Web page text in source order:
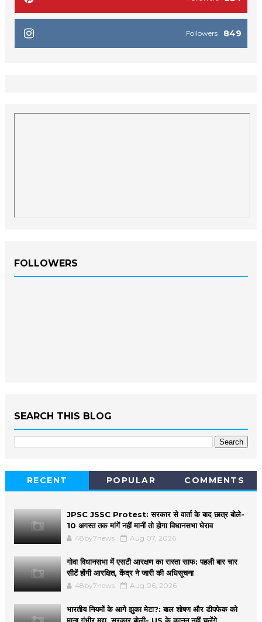
849
Followers
FOLLOWERS
SEARCH THIS BLOG
RECENT POPULAR COMMENTS
JPSC JSSC Protest: सरकार से वार्ता के बाद छात्र बोले-
10 अगस्त तक मांगें नहीं मानीं तो होगा विधानसभा घेराव
48by7news Aug 07, 2026
गोवा विधानसभा में एसटी आरक्षण का रास्ता साफ: पहली बार चार
सीटें होंगी आरक्षित, केंद्र ने जारी की अधिसूचना
48by7news Aug 06, 2026
भारतीय नियमों के आगे झुका मेटा?: बाल शोषण और डीपफेक को